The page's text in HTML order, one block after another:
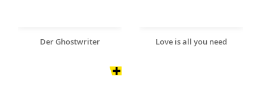
Der Ghostwriter Love is all you need